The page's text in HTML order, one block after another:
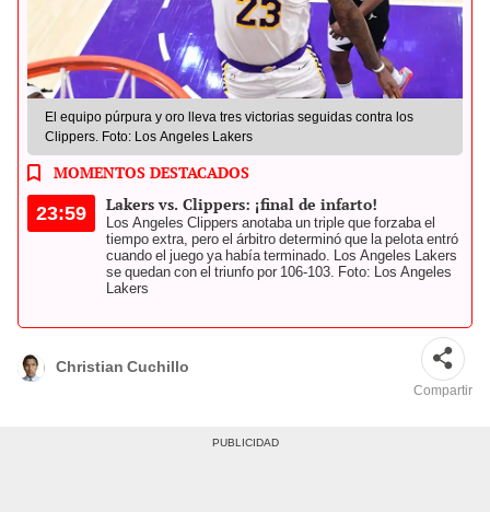
El equipo púrpura y oro lleva tres victorias seguidas contra los
Clippers. Foto: Los Angeles Lakers
MOMENTOS DESTACADOS
23:59 Lakers vs. Clippers: ¡final de infarto!
Los Angeles Clippers anotaba un triple que forzaba el
tiempo extra, pero el árbitro determinó que la pelota entró
cuando el juego ya había terminado. Los Angeles Lakers
se quedan con el triunfo por 106-103. Foto: Los Angeles
Lakers
Christian Cuchillo
Compartir